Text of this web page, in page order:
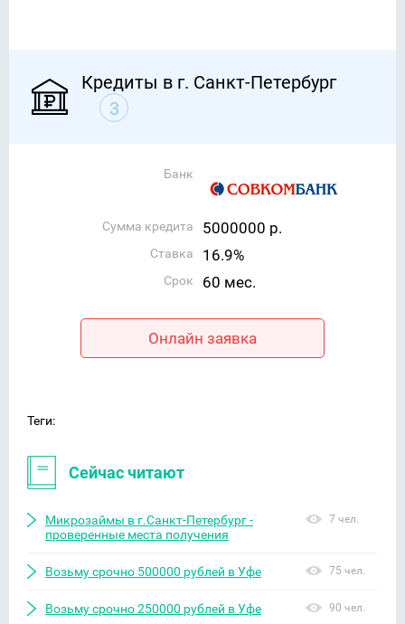
Кредиты в г. Санкт-Петербург
3
Банк
Сумма кредита 5000000 р.
Ставка 16.9%
Срок 60 мес.
Онлайн заявка
Теги:
Сейчас читают
Микрозаймы в г.Санкт-Петербург -
проверенные места получения
7 чел.
Возьму срочно 500000 рублей в Уфе 75 чел.
Возьму срочно 250000 рублей в Уфе 90 чел.